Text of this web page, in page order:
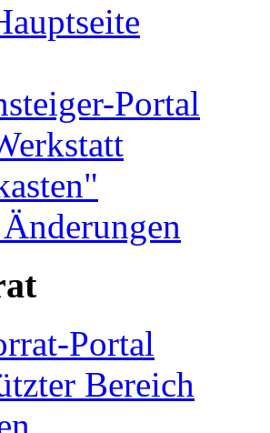
Portal
Portal
Bereich